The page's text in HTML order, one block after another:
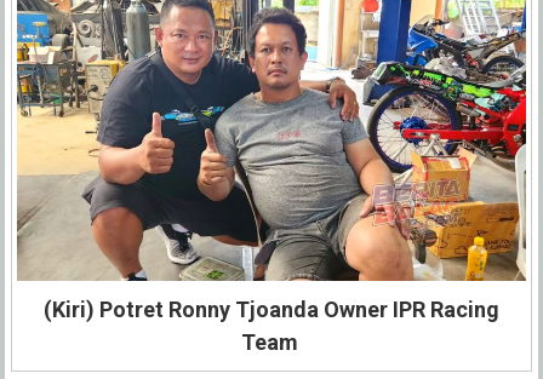
(Kiri) Potret Ronny Tjoanda Owner IPR Racing
Team